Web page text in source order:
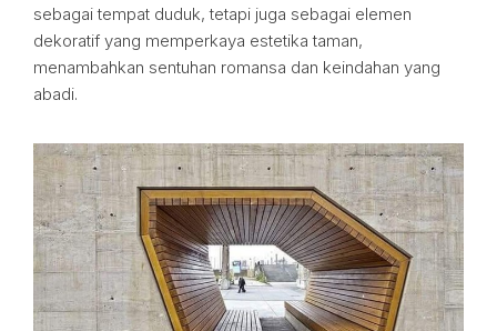
sebagai tempat duduk, tetapi juga sebagai elemen
dekoratif yang memperkaya estetika taman,
menambahkan sentuhan romansa dan keindahan yang
abadi.